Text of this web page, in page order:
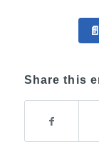
Share this